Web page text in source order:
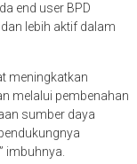
end user BPD
lebih aktif dalam
meningkatkan
melalui pembenahan
sumber daya
imbuhnya.